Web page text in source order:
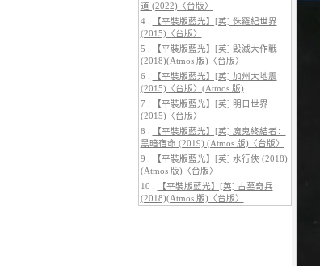
5.【平裝版藍光】[英] 巔峰獵殺
(2026)
道 (2022)〈台版〉
4 .
【平裝版藍光】[英] 侏羅紀世界
(2015)〈台版〉
5 .
【平裝版藍光】[英] 毀滅大作戰
(2018)(Atmos 版)〈台版〉
6 .
【平裝版藍光】[英] 加州大地震
(2015)〈台版〉(Atmos 版)
7 .
【平裝版藍光】[英] 明日世界
(2015)〈台版〉
8 .
【平裝版藍光】[英] 魔鬼終結者：
黑暗宿命 (2019) (Atmos 版)〈台版〉
9 .
【平裝版藍光】[英] 水行俠 (2018)
(Atmos 版)〈台版〉
10 .
【平裝版藍光】[英] 古墓奇兵
(2018)(Atmos 版)〈台版〉